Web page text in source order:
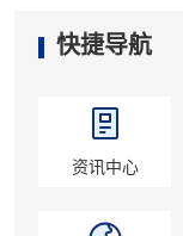
快捷导航
资讯中心